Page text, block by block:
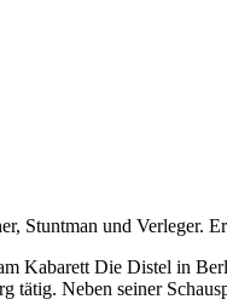
Stuntman und
Kabarett Die Distel in
Neben seiner